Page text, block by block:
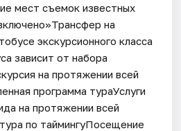
мест съемок известных
на
экскурсионного класса
зависит от набора
на протяжении всей
программа тураУслуги
на протяжении всей
по таймингуПосещение